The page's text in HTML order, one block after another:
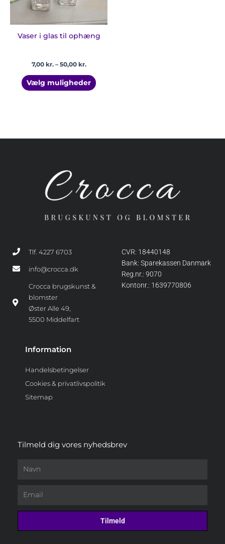
Vaser i glas til ophæng
7,00 kr. – 50,00 kr.
Vælg muligheder
på
Tlf. 4227 6703
info@crocca.dk
Crocca brugskunst &
blomster
Øster Alle 49,
5500 Middelfart
CVR: 18440148
Bank: Sparekassen Danmark
Reg.nr.: 9070
Kontonr.: 1639770806
Information
Handelsbetingelser
Cookies & privatlivspolitik
Sitemap
Tilmeld dig vores nyhedsbrev
Tilmeld